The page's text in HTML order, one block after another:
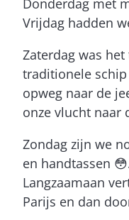
Vrijdag hadden
Zaterdag was
traditionele schip
opweg naar de
onze vlucht naar
Zondag zijn we
en handtassen
Langzaamaan
Parijs en dan